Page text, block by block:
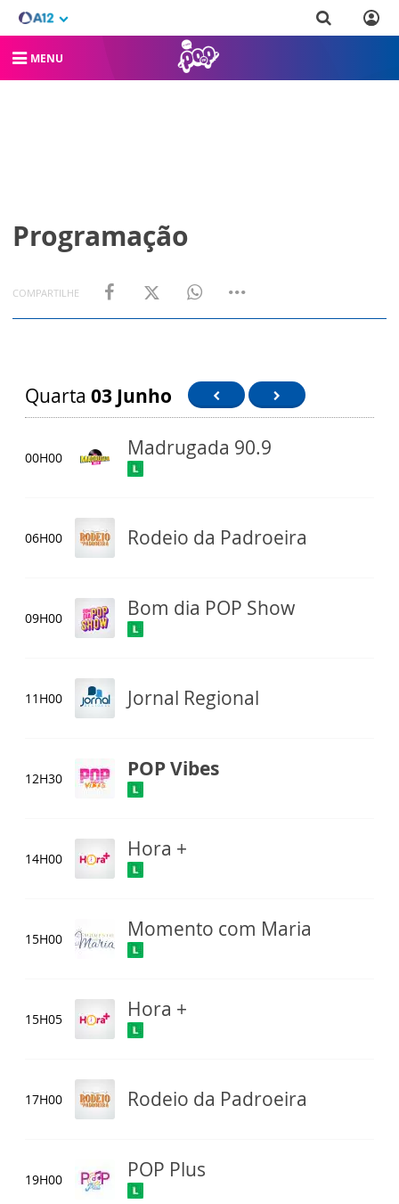
MENU
Programação
COMPARTILHE
Quarta 03 Junho
00H00 Madrugada 90.9
06H00 Rodeio da Padroeira
09H00 Bom dia POP Show
11H00 Jornal Regional
12H30 POP Vibes
14H00 Hora +
15H00 Momento com Maria
15H05 Hora +
17H00 Rodeio da Padroeira
19H00 POP Plus